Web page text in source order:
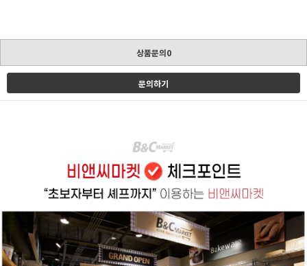
상품문의0
문의하기